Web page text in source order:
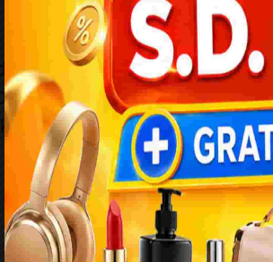
full ebook
WA 0815 6148 165
Nurul Ihsan (ebookanak.com)